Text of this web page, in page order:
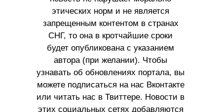
этических норм и не является
запрещенным контентом в странах
СНГ, то она в кротчайшие сроки
будет опубликована с указанием
автора (при желании). Чтобы
узнавать об обновлениях портала, вы
можете подписаться на нас Вконтакте
или читать нас в Твиттере. Новости в
этих социальных сетях добавляются